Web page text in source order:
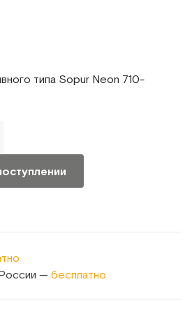
типа Sopur Neon 710-
— бесплатно